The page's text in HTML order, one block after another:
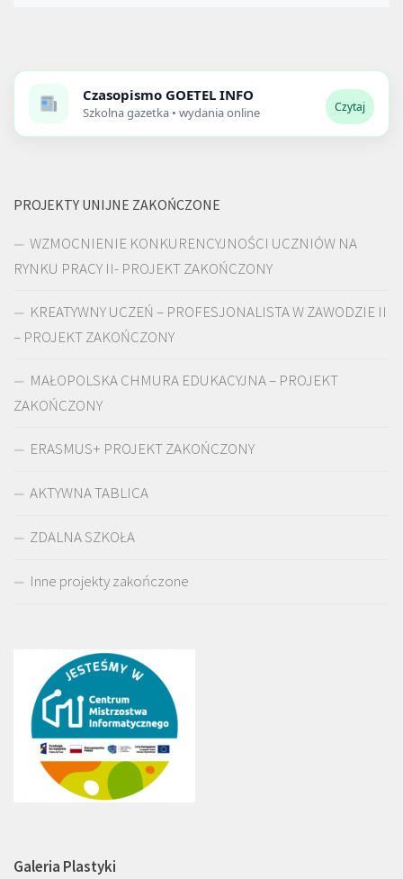
Czasopismo GOETEL INFO
Szkolna gazetka • wydania online Czytaj
PROJEKTY UNIJNE ZAKOŃCZONE
WZMOCNIENIE KONKURENCYJNOŚCI UCZNIÓW NA
RYNKU PRACY II- PROJEKT ZAKOŃCZONY
KREATYWNY UCZEŃ – PROFESJONALISTA W ZAWODZIE II
– PROJEKT ZAKOŃCZONY
MAŁOPOLSKA CHMURA EDUKACYJNA – PROJEKT
ZAKOŃCZONY
ERASMUS+ PROJEKT ZAKOŃCZONY
AKTYWNA TABLICA
ZDALNA SZKOŁA
Inne projekty zakończone
Galeria Plastyki